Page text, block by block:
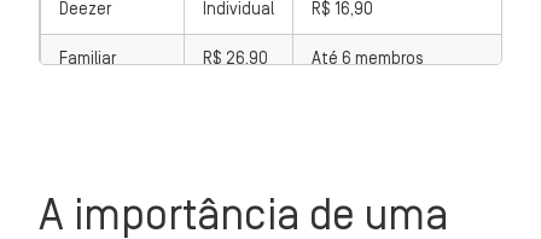
Deezer Individual R$ 16,90
Familiar R$ 26,90 Até 6 membros
Amazon Music Gratuito Grátis
A importância de uma